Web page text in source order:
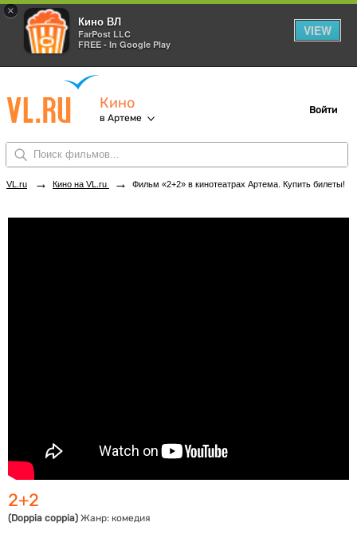
×
Кино ВЛ
FarPost LLC
FREE - In Google Play
VIEW
Кино
в Артеме
Войти
VL.ru → Кино на VL.ru → Фильм «2+2» в кинотеатрах Артема. Купить билеты!
2+2
(Doppia coppia) Жанр: комедия